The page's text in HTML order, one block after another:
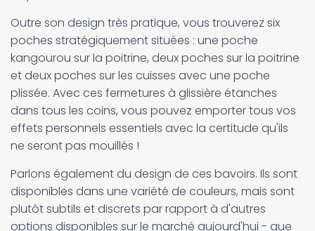
Outre son design très pratique, vous trouverez six
poches stratégiquement situées : une poche
kangourou sur la poitrine, deux poches sur la poitrine
et deux poches sur les cuisses avec une poche
plissée. Avec ces fermetures à glissière étanches
dans tous les coins, vous pouvez emporter tous vos
effets personnels essentiels avec la certitude qu'ils
ne seront pas mouillés !
Parlons également du design de ces bavoirs. Ils sont
disponibles dans une variété de couleurs, mais sont
plutôt subtils et discrets par rapport à d'autres
options disponibles sur le marché aujourd'hui - que